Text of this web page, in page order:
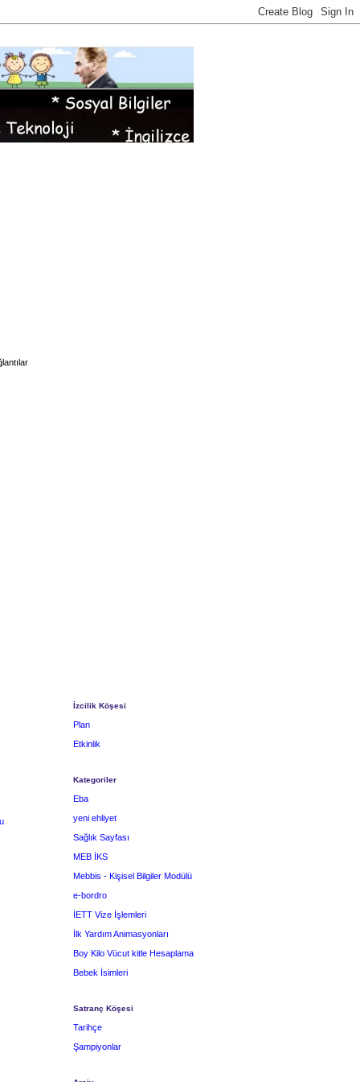
İzcilik Köşesi
Plan
Etkinlik
Kategoriler
Eba
yeni ehliyet
Sağlık Sayfası
MEB İKS
Mebbis - Kişisel Bilgiler Modülü
e-bordro
İETT Vize İşlemleri
İlk Yardım Animasyonları
Boy Kilo Vücut kitle Hesaplama
Bebek İsimleri
Satranç Köşesi
Tarihçe
Şampiyonlar